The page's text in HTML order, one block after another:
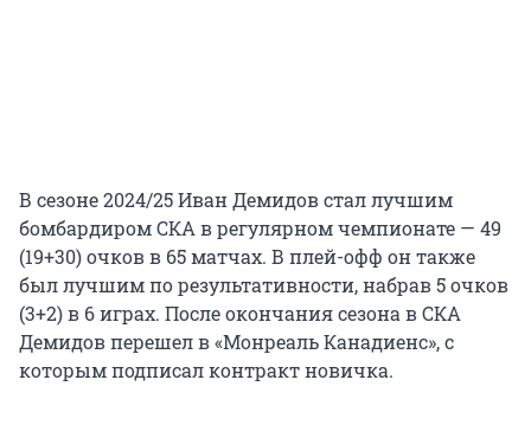
В сезоне 2024/25 Иван Демидов стал лучшим
бомбардиром СКА в регулярном чемпионате — 49
(19+30) очков в 65 матчах. В плей-офф он также
был лучшим по результативности, набрав 5 очков
(3+2) в 6 играх. После окончания сезона в СКА
Демидов перешел в «Монреаль Канадиенс», с
которым подписал контракт новичка.